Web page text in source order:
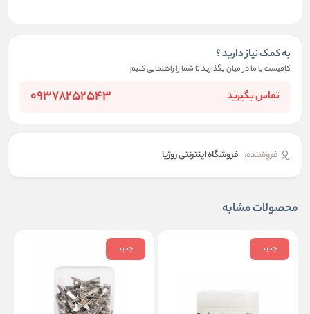
به کمک نیاز دارید ؟
کافیست با ما در میان بگذارید تا شما را راهنمایی کنیم
تماس بگیرید 09378252543
فروشنده: فروشگاه اینترنتی روژیا
محصولات مشابه
جدید جدید